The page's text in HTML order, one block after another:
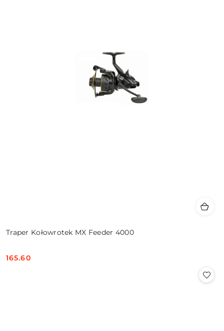
Traper Kołowrotek MX Feeder 4000
Cena:
165.60